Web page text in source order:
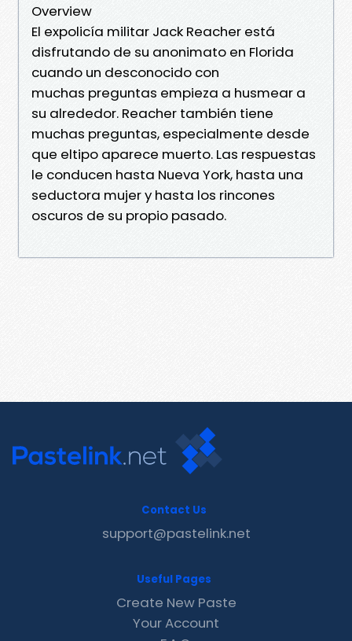
Overview
El expolicía militar Jack Reacher está
disfrutando de su anonimato en Florida
cuando un desconocido con
muchas preguntas empieza a husmear a
su alrededor. Reacher también tiene
muchas preguntas, especialmente desde
que eltipo aparece muerto. Las respuestas
le conducen hasta Nueva York, hasta una
seductora mujer y hasta los rincones
oscuros de su propio pasado.
Contact Us
support@pastelink.net
Useful Pages
Create New Paste
Your Account